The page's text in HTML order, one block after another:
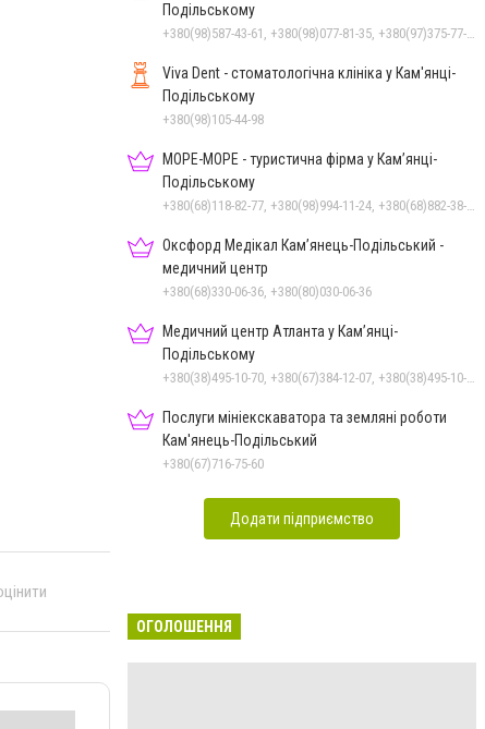
Подільському
+380(98)587-43-61, +380(98)077-81-35, +380(97)375-77-72, +380(97)982-31-07
Viva Dent - стоматологічна клініка у Кам'янці-
Подільському
+380(98)105-44-98
МОРЕ-МОРЕ - туристична фірма у Кам’янці-
Подільському
+380(68)118-82-77, +380(98)994-11-24, +380(68)882-38-28
Оксфорд Медікал Кам’янець-Подільський -
медичний центр
+380(68)330-06-36, +380(80)030-06-36
Медичний центр Атланта у Кам’янці-
Подільському
+380(38)495-10-70, +380(67)384-12-07, +380(38)495-10-80
Послуги мініекскаватора та земляні роботи
Кам'янець-Подільський
+380(67)716-75-60
Додати підприємство
ОГОЛОШЕННЯ